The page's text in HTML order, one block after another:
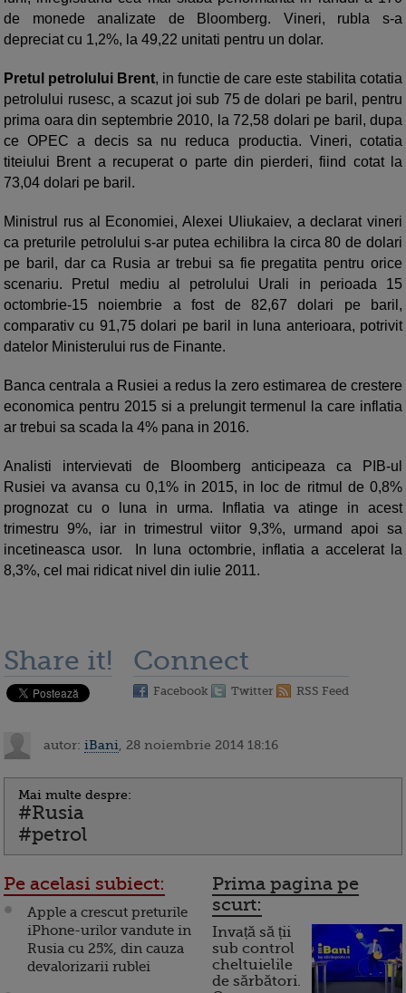
de monede analizate de Bloomberg. Vineri, rubla s-a
depreciat cu 1,2%, la 49,22 unitati pentru un dolar.
Pretul petrolului Brent, in functie de care este stabilita cotatia
petrolului rusesc, a scazut joi sub 75 de dolari pe baril, pentru
prima oara din septembrie 2010, la 72,58 dolari pe baril, dupa
ce OPEC a decis sa nu reduca productia. Vineri, cotatia
titeiului Brent a recuperat o parte din pierderi, fiind cotat la
73,04 dolari pe baril.
Ministrul rus al Economiei, Alexei Uliukaiev, a declarat vineri
ca preturile petrolului s-ar putea echilibra la circa 80 de dolari
pe baril, dar ca Rusia ar trebui sa fie pregatita pentru orice
scenariu. Pretul mediu al petrolului Urali in perioada 15
octombrie-15 noiembrie a fost de 82,67 dolari pe baril,
comparativ cu 91,75 dolari pe baril in luna anterioara, potrivit
datelor Ministerului rus de Finante.
Banca centrala a Rusiei a redus la zero estimarea de crestere
economica pentru 2015 si a prelungit termenul la care inflatia
ar trebui sa scada la 4% pana in 2016.
Analisti intervievati de Bloomberg anticipeaza ca PIB-ul
Rusiei va avansa cu 0,1% in 2015, in loc de ritmul de 0,8%
prognozat cu o luna in urma. Inflatia va atinge in acest
trimestru 9%, iar in trimestrul viitor 9,3%, urmand apoi sa
incetineasca usor. In luna octombrie, inflatia a accelerat la
8,3%, cel mai ridicat nivel din iulie 2011.
Share it! Connect
Facebook Twitter RSS Feed
autor: iBani , 28 noiembrie 2014 18:16
Mai multe despre:
#Rusia
#petrol
Pe acelasi subiect:
Apple a crescut preturile
iPhone-urilor vandute in
Rusia cu 25%, din cauza
devalorizarii rublei
Prima pagina pe
scurt:
Invață să ții
sub control
cheltuielile
de sărbători.